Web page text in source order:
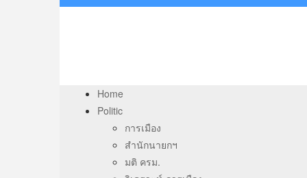
Home
Politic
การเมือง
สำนักนายกฯ
มติ ครม.